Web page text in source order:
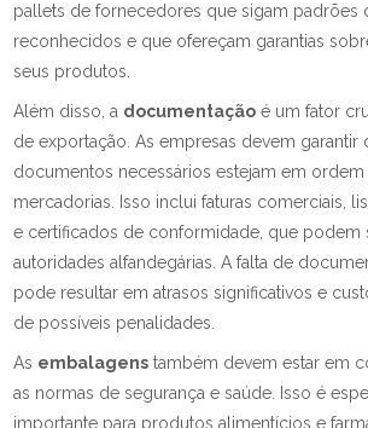
pallets de fornecedores que sigam padrões
reconhecidos e que ofereçam garantias
seus produtos.
Além disso, a documentação é um fator
de exportação. As empresas devem garantir
documentos necessários estejam em ordem
mercadorias. Isso inclui faturas comerciais,
e certificados de conformidade, que podem
autoridades alfandegárias. A falta de
pode resultar em atrasos significativos e
de possíveis penalidades.
As embalagens também devem estar em
as normas de segurança e saúde. Isso é
importante para produtos alimentícios e